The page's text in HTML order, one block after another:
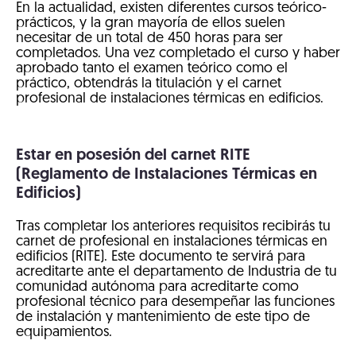
En la actualidad, existen diferentes cursos teórico-
prácticos, y la gran mayoría de ellos suelen
necesitar de un total de 450 horas para ser
completados. Una vez completado el curso y haber
aprobado tanto el examen teórico como el
práctico, obtendrás la titulación y el carnet
profesional de instalaciones térmicas en edificios.
Estar en posesión del carnet RITE
(Reglamento de Instalaciones Térmicas en
Edificios)
Tras completar los anteriores requisitos recibirás tu
carnet de profesional en instalaciones térmicas en
edificios (RITE). Este documento te servirá para
acreditarte ante el departamento de Industria de tu
comunidad autónoma para acreditarte como
profesional técnico para desempeñar las funciones
de instalación y mantenimiento de este tipo de
equipamientos.